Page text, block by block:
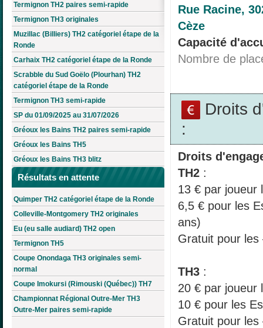
Termignon TH2 paires semi-rapide
Termignon TH3 originales
Muzillac (Billiers) TH2 catégoriel étape de la
Ronde
Carhaix TH2 catégoriel étape de la Ronde
Scrabble du Sud Goëlo (Plourhan) TH2
catégoriel étape de la Ronde
Termignon TH3 semi-rapide
SP du 01/09/2025 au 31/07/2026
Gréoux les Bains TH2 paires semi-rapide
Gréoux les Bains TH5
Gréoux les Bains TH3 blitz
Résultats en attente
Quimper TH2 catégoriel étape de la Ronde
Colleville-Montgomery TH2 originales
Eu (eu salle audiard) TH2 open
Termignon TH5
Coupe Onondaga TH3 originales semi-
normal
Coupe Imokursi (Rimouski (Québec)) TH7
Championnat Régional Outre-Mer TH3
Outre-Mer paires semi-rapide
Rue Racine,
Cèze
Capacité
Nombre de
Droits
:
Droits
TH2 :
13 € par joueur
6,5 € pour les
ans)
Gratuit pour les
TH3 :
20 € par joueur
10 € pour les
Gratuit pour les